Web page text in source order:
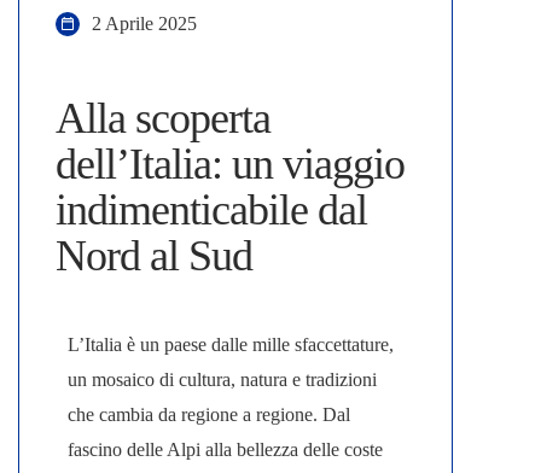
2 Aprile 2025
Alla scoperta
dell’Italia: un viaggio
indimenticabile dal
Nord al Sud
L’Italia è un paese dalle mille sfaccettature,
un mosaico di cultura, natura e tradizioni
che cambia da regione a regione. Dal
fascino delle Alpi alla bellezza delle coste